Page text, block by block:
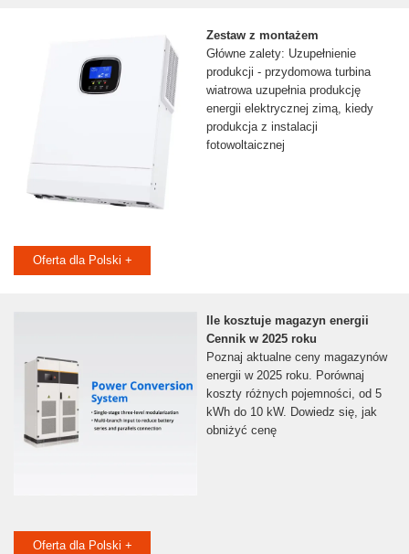
Zestaw z montażem
Główne zalety: Uzupełnienie
produkcji - przydomowa turbina
wiatrowa uzupełnia produkcję
energii elektrycznej zimą, kiedy
produkcja z instalacji
fotowoltaicznej
Oferta dla Polski +
Ile kosztuje magazyn energii
Cennik w 2025 roku
Poznaj aktualne ceny magazynów
energii w 2025 roku. Porównaj
koszty różnych pojemności, od 5
kWh do 10 kW. Dowiedz się, jak
obniżyć cenę
Oferta dla Polski +